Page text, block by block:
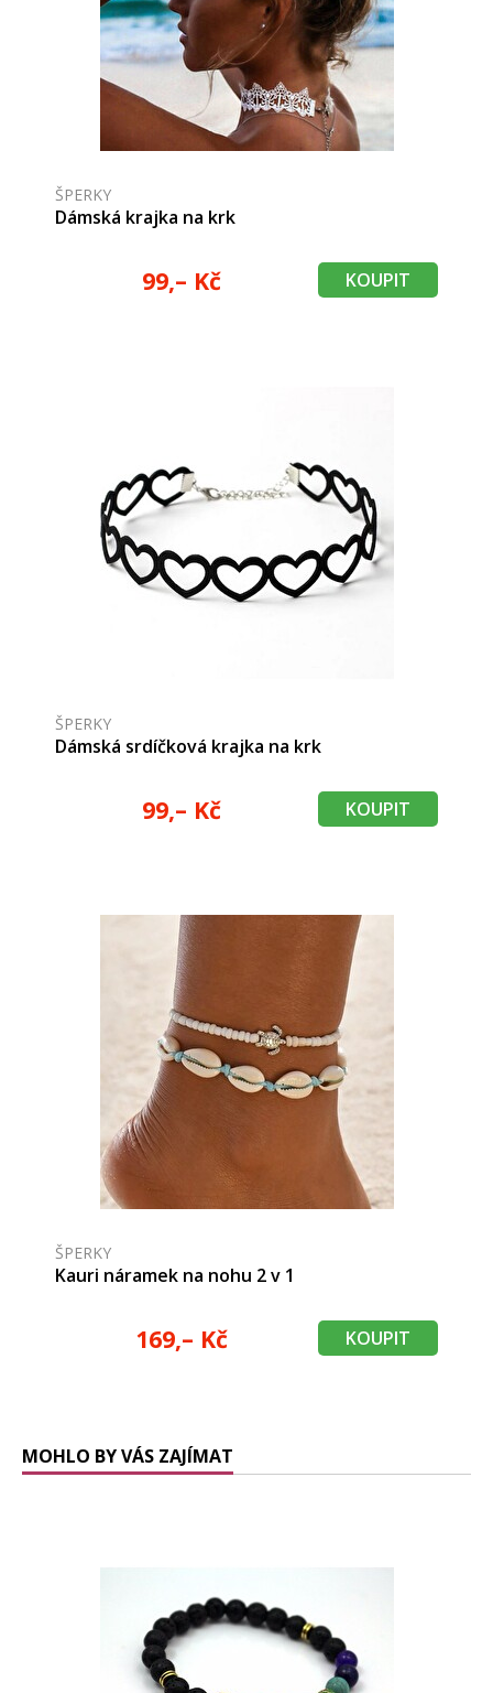
ŠPERKY
Dámská krajka na krk
99,– Kč KOUPIT
ŠPERKY
Dámská srdíčková krajka na krk
99,– Kč KOUPIT
ŠPERKY
Kauri náramek na nohu 2 v 1
169,– Kč KOUPIT
MOHLO BY VÁS ZAJÍMAT